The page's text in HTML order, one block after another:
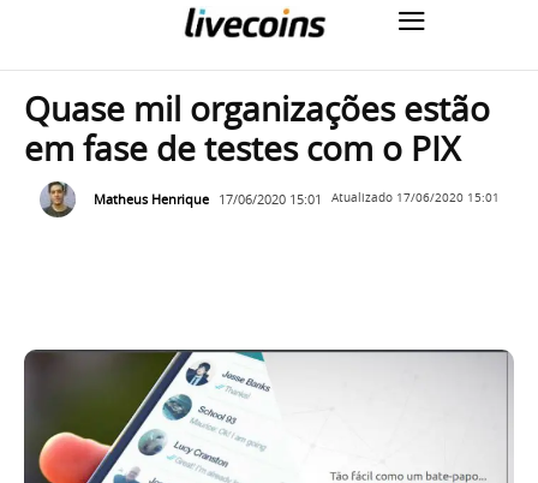
Quase mil organizações estão
em fase de testes com o PIX
Matheus Henrique 17/06/2020 15:01 Atualizado 17/06/2020 15:01